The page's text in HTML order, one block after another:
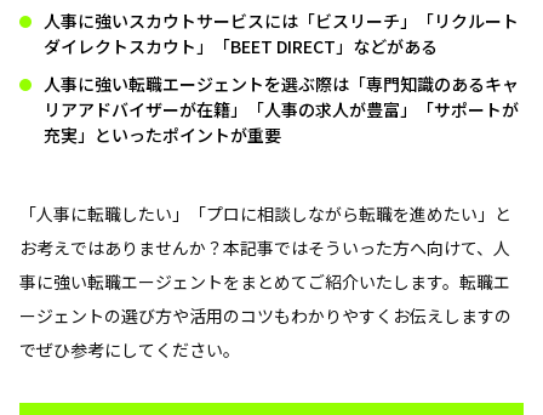
人事に強いスカウトサービスには「ビスリーチ」「リクルート
ダイレクトスカウト」「BEET DIRECT」などがある
人事に強い転職エージェントを選ぶ際は「専門知識のあるキャ
リアアドバイザーが在籍」「人事の求人が豊富」「サポートが
充実」といったポイントが重要
「人事に転職したい」「プロに相談しながら転職を進めたい」と
お考えではありませんか？本記事ではそういった方へ向けて、人
事に強い転職エージェントをまとめてご紹介いたします。転職エ
ージェントの選び方や活用のコツもわかりやすくお伝えしますの
でぜひ参考にしてください。